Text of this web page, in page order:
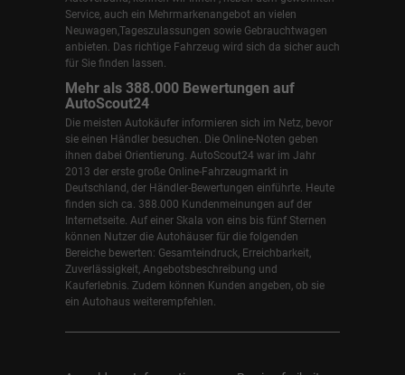
Service, auch ein Mehrmarkenangebot an vielen
Neuwagen,Tageszulassungen sowie Gebrauchtwagen
anbieten. Das richtige Fahrzeug wird sich da sicher auch
für Sie finden lassen.
Mehr als 388.000 Bewertungen auf
AutoScout24
Die meisten Autokäufer informieren sich im Netz, bevor
sie einen Händler besuchen. Die Online-Noten geben
ihnen dabei Orientierung. AutoScout24 war im Jahr
2013 der erste große Online-Fahrzeugmarkt in
Deutschland, der Händler-Bewertungen einführte. Heute
finden sich ca. 388.000 Kundenmeinungen auf der
Internetseite. Auf einer Skala von eins bis fünf Sternen
können Nutzer die Autohäuser für die folgenden
Bereiche bewerten: Gesamteindruck, Erreichbarkeit,
Zuverlässigkeit, Angebotsbeschreibung und
Kauferlebnis. Zudem können Kunden angeben, ob sie
ein Autohaus weiterempfehlen.